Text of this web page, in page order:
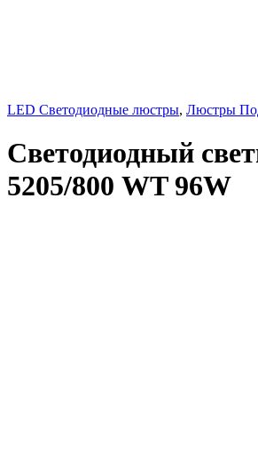
LED Светодиодные люстры, Люстры
Светодиодный
5205/800 WT 96W